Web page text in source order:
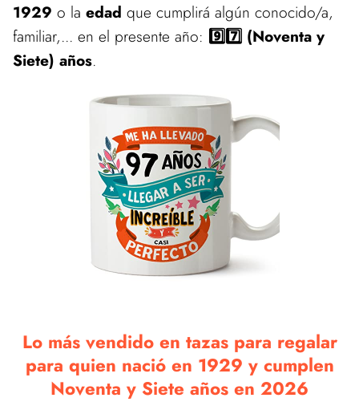
1929 o la edad que cumplirá algún conocido/a,
familiar,... en el presente año: 9️⃣7️⃣ (Noventa y
Siete) años.
Lo más vendido en tazas para regalar
para quien nació en 1929 y cumplen
Noventa y Siete años en 2026